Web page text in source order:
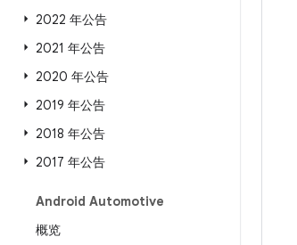
2022 年公告
2021 年公告
2020 年公告
2019 年公告
2018 年公告
2017 年公告
Android Automotive
概览